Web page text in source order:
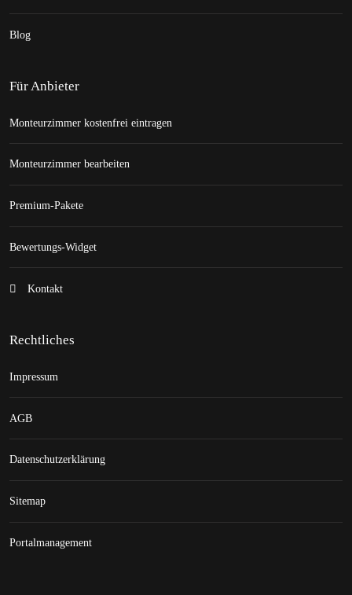
Blog
Für Anbieter
Monteurzimmer kostenfrei eintragen
Monteurzimmer bearbeiten
Premium-Pakete
Bewertungs-Widget
Kontakt
Rechtliches
Impressum
AGB
Datenschutzerklärung
Sitemap
Portalmanagement